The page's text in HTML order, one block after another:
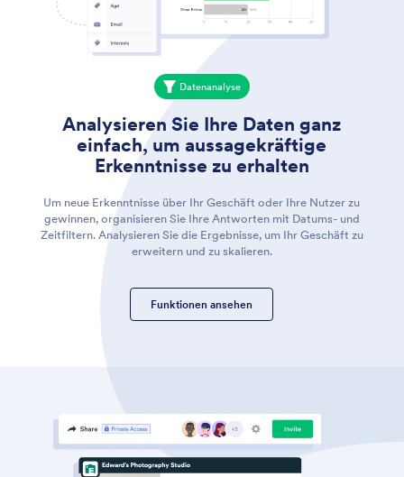
Datenanalyse
Analysieren Sie Ihre Daten ganz
einfach, um aussagekräftige
Erkenntnisse zu erhalten
Um neue Erkenntnisse über Ihr Geschäft oder Ihre Nutzer zu
gewinnen, organisieren Sie Ihre Antworten mit Datums- und
Zeitfiltern. Analysieren Sie die Ergebnisse, um Ihr Geschäft zu
erweitern und zu skalieren.
Funktionen ansehen